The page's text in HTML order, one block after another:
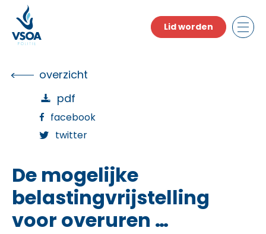
the
content
Lid worden
overzicht
pdf
facebook
twitter
De mogelijke
belastingvrijstelling
voor overuren …